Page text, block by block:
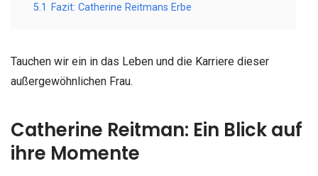
5.1
Fazit: Catherine Reitmans Erbe
Tauchen wir ein in das Leben und die Karriere dieser
außergewöhnlichen Frau.
Catherine Reitman: Ein Blick auf
ihre Momente